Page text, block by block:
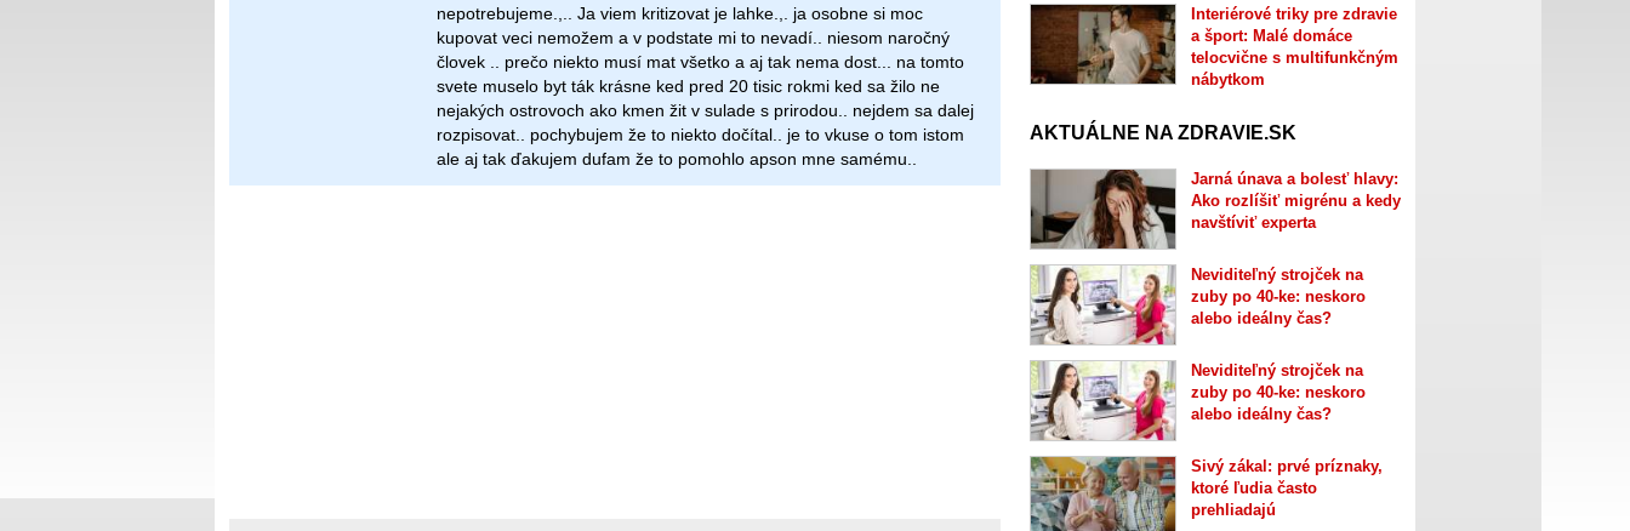
nepotrebujeme.,.. Ja viem kritizovat je lahke.,. ja osobne si moc
kupovat veci nemožem a v podstate mi to nevadí.. niesom naročný
človek .. prečo niekto musí mat všetko a aj tak nema dost... na tomto
svete muselo byt ták krásne ked pred 20 tisic rokmi ked sa žilo ne
nejakých ostrovoch ako kmen žit v sulade s prirodou.. nejdem sa dalej
rozpisovat.. pochybujem že to niekto dočítal.. je to vkuse o tom istom
ale aj tak ďakujem dufam že to pomohlo apson mne samému..
Interiérové triky pre zdravie
a šport: Malé domáce
telocvične s multifunkčným
nábytkom
AKTUÁLNE NA ZDRAVIE.SK
Jarná únava a bolesť hlavy:
Ako rozlíšiť migrénu a kedy
navštíviť experta
Neviditeľný strojček na
zuby po 40-ke: neskoro
alebo ideálny čas?
Neviditeľný strojček na
zuby po 40-ke: neskoro
alebo ideálny čas?
Sivý zákal: prvé príznaky,
ktoré ľudia často
prehliadajú